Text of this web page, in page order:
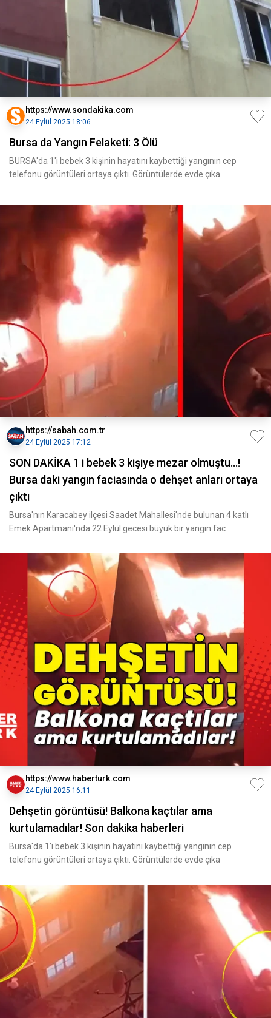
https://www.sondakika.com
24 Eylül 2025 18:06
Bursa da Yangın Felaketi: 3 Ölü
BURSA'da 1'i bebek 3 kişinin hayatını kaybettiği yangının cep
telefonu görüntüleri ortaya çıktı. Görüntülerde evde çıka
https://sabah.com.tr
24 Eylül 2025 17:12
SON DAKİKA 1 i bebek 3 kişiye mezar olmuştu...!
Bursa daki yangın faciasında o dehşet anları ortaya
çıktı
Bursa'nın Karacabey ilçesi Saadet Mahallesi'nde bulunan 4 katlı
Emek Apartmanı'nda 22 Eylül gecesi büyük bir yangın fac
https://www.haberturk.com
24 Eylül 2025 16:11
Dehşetin görüntüsü! Balkona kaçtılar ama
kurtulamadılar! Son dakika haberleri
Bursa'da 1’i bebek 3 kişinin hayatını kaybettiği yangının cep
telefonu görüntüleri ortaya çıktı. Görüntülerde evde çıka